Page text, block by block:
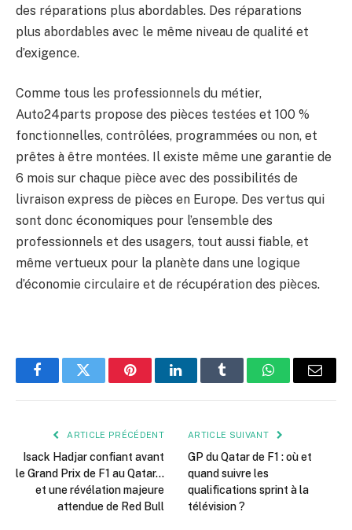
des réparations plus abordables. Des réparations
plus abordables avec le même niveau de qualité et
d’exigence.
Comme tous les professionnels du métier,
Auto24parts propose des pièces testées et 100 %
fonctionnelles, contrôlées, programmées ou non, et
prêtes à être montées. Il existe même une garantie de
6 mois sur chaque pièce avec des possibilités de
livraison express de pièces en Europe. Des vertus qui
sont donc économiques pour l’ensemble des
professionnels et des usagers, tout aussi fiable, et
même vertueux pour la planète dans une logique
d’économie circulaire et de récupération des pièces.
FacebookTwitter PinterestLinkedInTumblr WhatsApp
E-
ARTICLE PRÉCÉDENT
Isack Hadjar confiant avant
le Grand Prix de F1 au Qatar…
et une révélation majeure
attendue de Red Bull
ARTICLE SUIVANT
GP du Qatar de F1 : où et
quand suivre les
qualifications sprint à la
télévision ?